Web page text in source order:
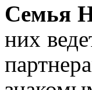
Семья
них